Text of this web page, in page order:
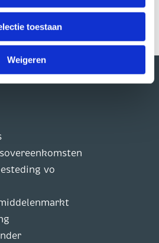
via de zwevende zwarte knop,
toestaan
Weigeren
vo